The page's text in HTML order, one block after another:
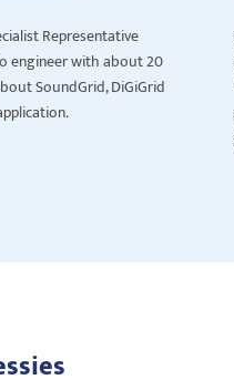
Representative
engineer with about 20
SoundGrid, DiGiGrid